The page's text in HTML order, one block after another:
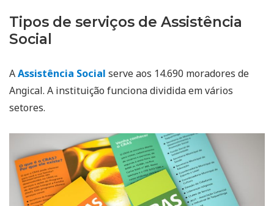
Tipos de serviços de Assistência
Social
AAssistência Social serve aos 14.690 moradores de
Angical. A instituição funciona dividida em vários
setores.